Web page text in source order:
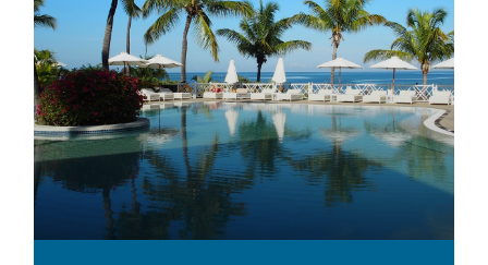
growth
of
ultra-
thin